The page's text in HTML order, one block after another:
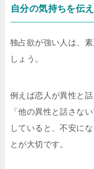
自分の気持ちを伝
独占欲が強い人は、
しょう。
例えば恋人が異性と
「他の異性と話さな
していると、不安に
とが大切です。